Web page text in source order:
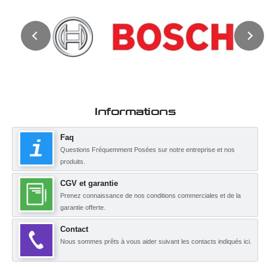
Informations
Faq
Questions Fréquemment Posées sur notre entreprise et nos
produits.
CGV et garantie
Prenez connaissance de nos conditions commerciales et de la
garantie offerte.
Contact
Nous sommes prêts à vous aider suivant les contacts indiqués ici.